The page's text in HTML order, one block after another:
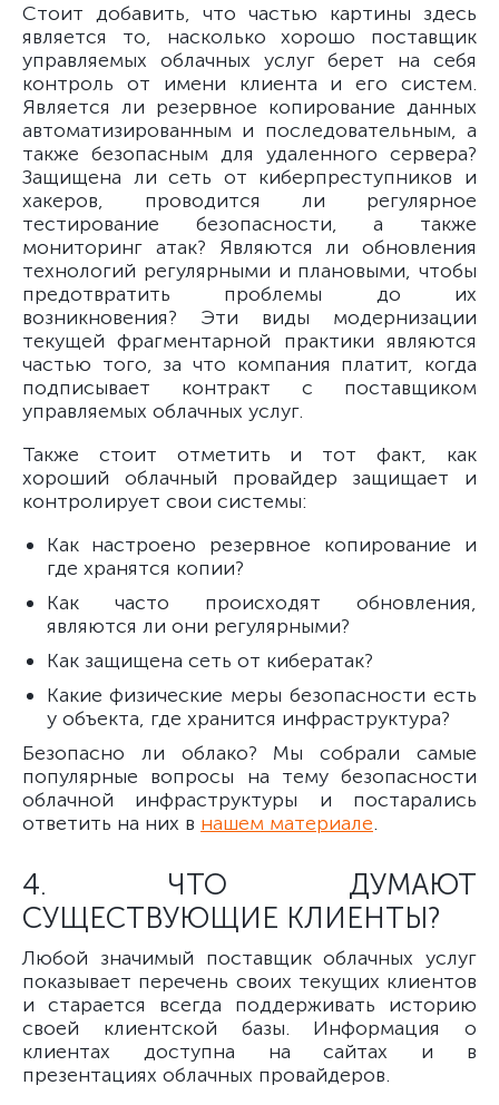
Стоит добавить, что частью картины здесь
является то, насколько хорошо поставщик
управляемых облачных услуг берет на себя
контроль от имени клиента и его систем.
Является ли резервное копирование данных
автоматизированным и последовательным, а
также безопасным для удаленного сервера?
Защищена ли сеть от киберпреступников и
хакеров, проводится ли регулярное
тестирование безопасности, а также
мониторинг атак? Являются ли обновления
технологий регулярными и плановыми, чтобы
предотвратить проблемы до их
возникновения? Эти виды модернизации
текущей фрагментарной практики являются
частью того, за что компания платит, когда
подписывает контракт с поставщиком
управляемых облачных услуг.
Также стоит отметить и тот факт, как
хороший облачный провайдер защищает и
контролирует свои системы:
Как настроено резервное копирование и
где хранятся копии?
Как часто происходят обновления,
являются ли они регулярными?
Как защищена сеть от кибератак?
Какие физические меры безопасности есть
у объекта, где хранится инфраструктура?
Безопасно ли облако? Мы собрали самые
популярные вопросы на тему безопасности
облачной инфраструктуры и постарались
ответить на них в нашем материале.
4. ЧТО ДУМАЮТ
СУЩЕСТВУЮЩИЕ КЛИЕНТЫ?
Любой значимый поставщик облачных услуг
показывает перечень своих текущих клиентов
и старается всегда поддерживать историю
своей клиентской базы. Информация о
клиентах доступна на сайтах и в
презентациях облачных провайдеров.